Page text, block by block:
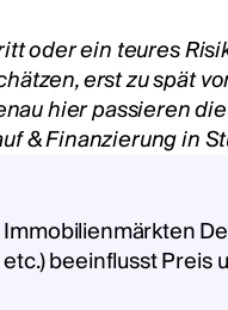
oder ein teures
erst zu spät
hier passieren
& Finanzierung in
beeinflusst Preis